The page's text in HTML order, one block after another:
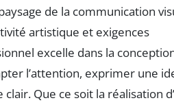
de la communication
artistique et exigences
excelle dans la
l’attention, exprimer une
Que ce soit la réalisation